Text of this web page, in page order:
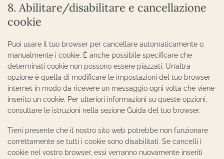
8. Abilitare/disabilitare e cancellazione
cookie
Puoi usare il tuo browser per cancellare automaticamente o
manualmente i cookie. È anche possibile specificare che
determinati cookie non possono essere piazzati. Un’altra
opzione è quella di modificare le impostazioni del tuo browser
internet in modo da ricevere un messaggio ogni volta che viene
inserito un cookie. Per ulteriori informazioni su queste opzioni,
consultare le istruzioni nella sezione Guida del tuo browser.
Tieni presente che il nostro sito web potrebbe non funzionare
correttamente se tutti i cookie sono disabilitati. Se cancelli i
cookie nel vostro browser, essi verranno nuovamente inseriti